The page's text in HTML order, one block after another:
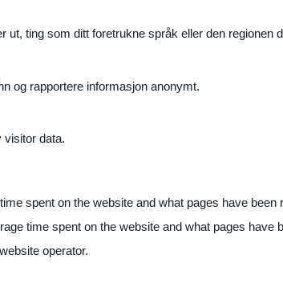
ting som ditt foretrukne språk eller den regionen
og rapportere informasjon anonymt.
visitor data.
spent on the website and what pages have been
time spent on the website and what pages have
operator.